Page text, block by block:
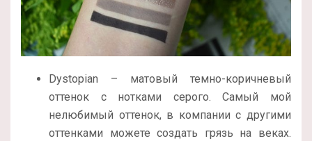
Dystopian – матовый темно-коричневый
оттенок с нотками серого. Самый мой
нелюбимый оттенок, в компании с другими
оттенками можете создать грязь на веках.